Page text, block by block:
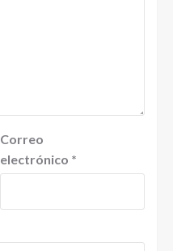
Correo
electrónico *